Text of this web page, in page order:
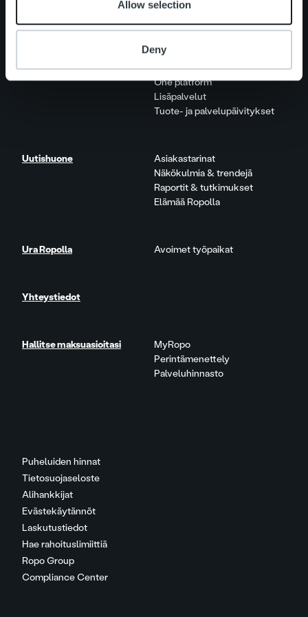
Allow selection
Deny
Puheluiden hinnat
Tietosuojaseloste
Alihankkijat
Evästekäytännöt
Laskutustiedot
Hae rahoituslimiittiä
Ropo Group
Compliance Center
Vastuullisuus
Laskutusratkaisu
Palveluosa-alueet
One platform
Lisäpalvelut
Tuote- ja palvelupäivitykset
Uutishuone
Asiakastarinat
Näkökulmia & trendejä
Raportit & tutkimukset
Elämää Ropolla
Ura Ropolla Avoimet työpaikat
Yhteystiedot
Hallitse maksuasioitasi
MyRopo
Perintämenettely
Palveluhinnasto